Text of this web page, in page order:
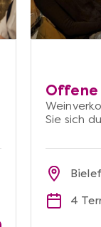
Offene
Sie sich
4